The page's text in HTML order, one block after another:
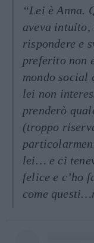
“Lei è Anna.
aveva intuito,
rispondere e
preferito non
mondo social
lei non
prenderò
(troppo
lei… e ci
felice e c’ho
come